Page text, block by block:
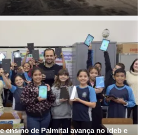
ensino de Palmital avança no Ideb e